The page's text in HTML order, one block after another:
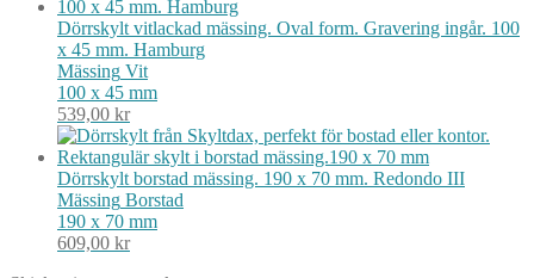
Dörrskylt vitlackad mässing. Oval form. Gravering ingår. 100
x 45 mm. Hamburg
Mässing Vit
100 x 45 mm
539,00 kr
Dörrskylt borstad mässing. 190 x 70 mm. Redondo III
Mässing Borstad
190 x 70 mm
609,00 kr